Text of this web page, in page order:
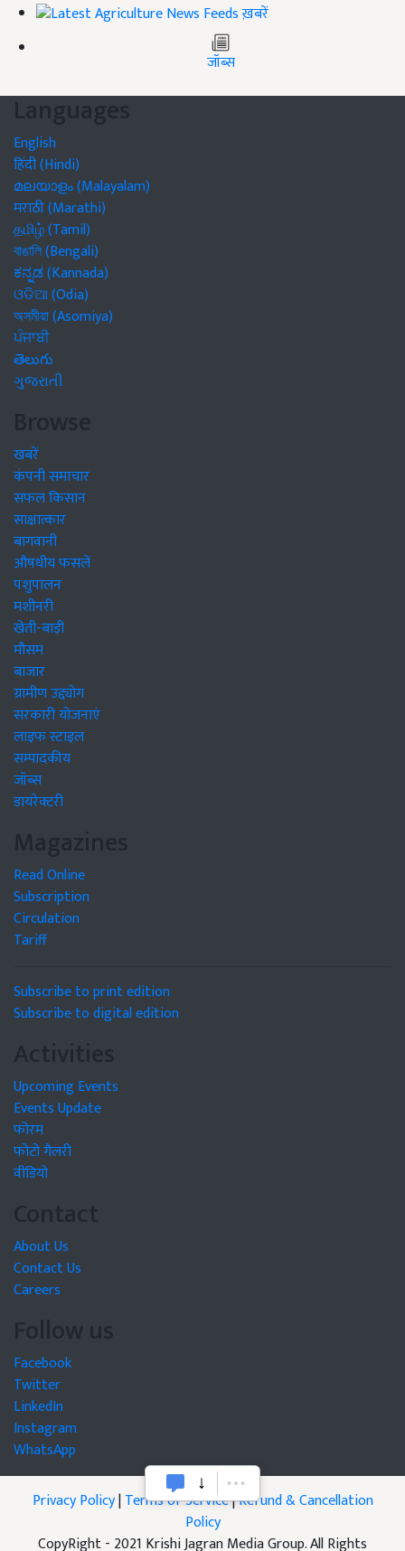
ख़बरें
जॉब्स
Languages
English
हिंदी (Hindi)
മലയാളം (Malayalam)
मराठी (Marathi)
தமிழ் (Tamil)
বাঙালি (Bengali)
ಕನ್ನಡ (Kannada)
ଓଡିଆ (Odia)
অসমীয়া (Asomiya)
ਪੰਜਾਬੀ
తెలుగు
ગુજરાતી
Browse
खबरें
कंपनी समाचार
सफल किसान
साक्षात्कार
बागवानी
औषधीय फसलें
पशुपालन
मशीनरी
खेती-बाड़ी
मौसम
बाजार
ग्रामीण उद्द्योग
सरकारी योजनाएं
लाइफ स्टाइल
सम्पादकीय
जॉब्स
डायरेक्टरी
Magazines
Read Online
Subscription
Circulation
Tariff
Subscribe to print edition
Subscribe to digital edition
Activities
Upcoming Events
Events Update
फोरम
फोटो गैलरी
वीडियो
Contact
About Us
Contact Us
Careers
Follow us
Facebook
Twitter
LinkedIn
Instagram
WhatsApp
Privacy Policy|Terms of Service|Refund & Cancellation
Policy
CopyRight - 2021 Krishi Jagran Media Group. All Rights